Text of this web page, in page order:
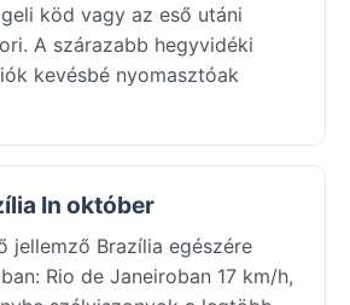
köd vagy az eső utáni
A szárazabb hegyvidéki
kevésbé nyomasztóak
In október
jellemző Brazília egészére
Rio de Janeiroban 17 km/h,